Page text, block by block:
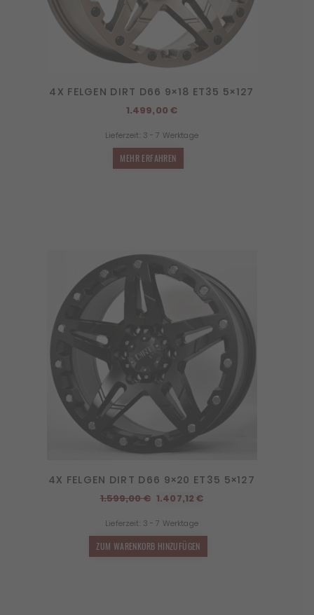
4X FELGEN DIRT D66 9×18 ET35 5×127
1.499,00€
Lieferzeit: 3 - 7 Werktage
MEHR ERFAHREN
4X FELGEN DIRT D66 9×20 ET35 5×127
1.599,00€ Ursprünglicher
war:
1.599,00 €
1.407,12€Aktueller
Lieferzeit: 3 - 7 Werktage
ZUM WARENKORB HINZUFÜGEN